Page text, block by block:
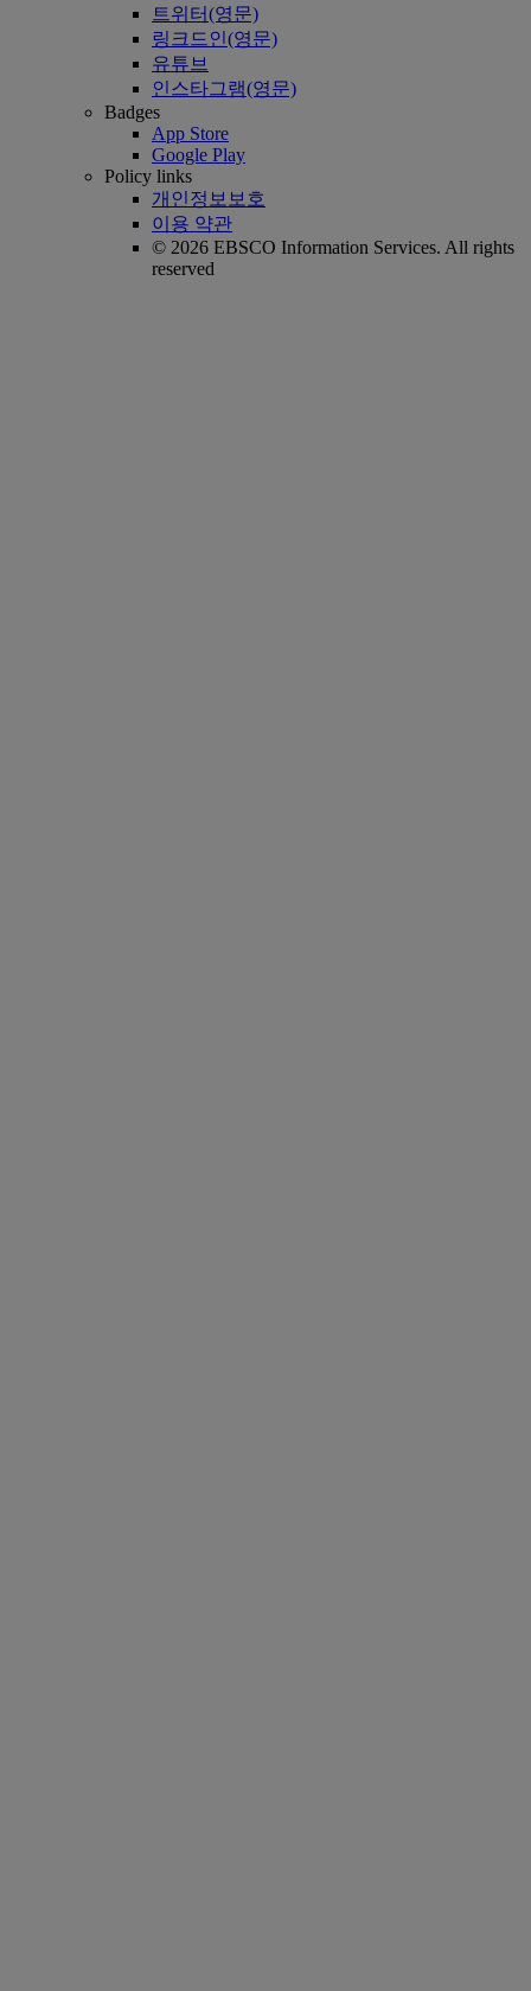
트위터(영문)
링크드인(영문)
유튜브
인스타그램(영문)
Badges
App Store
Google Play
Policy links
개인정보보호
이용 약관
© 2026 EBSCO Information Services. All rights
reserved